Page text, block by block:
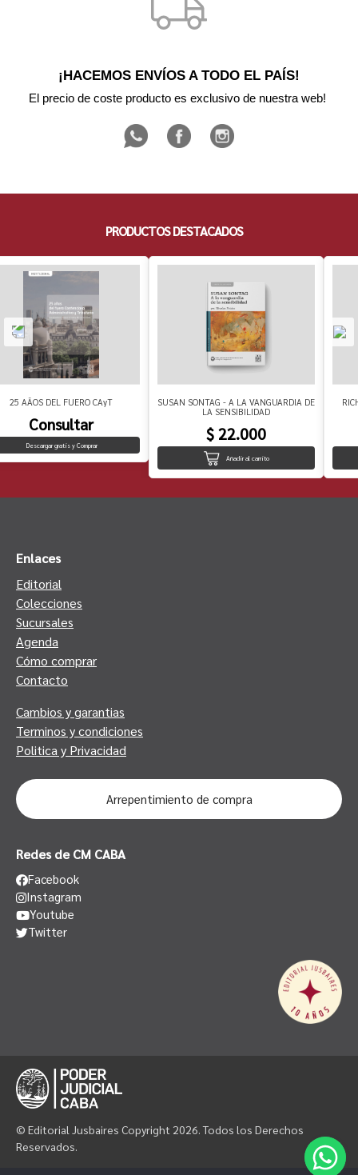
¡HACEMOS ENVÍOS A TODO EL PAÍS!
El precio de coste producto es exclusivo de nuestra web!
PRODUCTOS DESTACADOS
25 AÃOS DEL FUERO CAyT
Consultar
Descargar gratis y Comprar
SUSAN SONTAG - A LA VANGUARDIA DE
LA SENSIBILIDAD
$ 22.000
Añadir al carrito
Enlaces
Editorial
Colecciones
Sucursales
Agenda
Cómo comprar
Contacto
Cambios y garantias
Terminos y condiciones
Politica y Privacidad
Arrepentimiento de compra
Redes de CM CABA
Facebook
Instagram
Youtube
Twitter
© Editorial Jusbaires Copyright 2026. Todos los Derechos
Reservados.